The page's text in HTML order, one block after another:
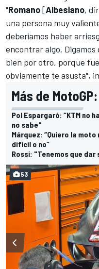
"Romano[Albesiano,
una persona muy
deberíamos haber
encontrar algo. Digamos
bien por otro, porque
obviamente te asusta",
Más de MotoGP:
Pol Espargaró: “KTM no
no sabe"
Márquez: “Quiero la
difícil o no”
Rossi: "Tenemos que
53